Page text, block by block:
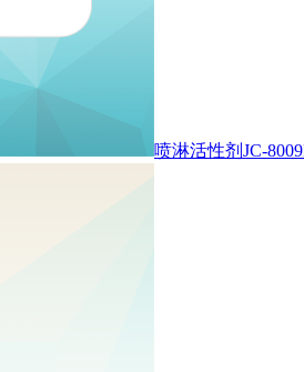
喷淋活性剂JC-